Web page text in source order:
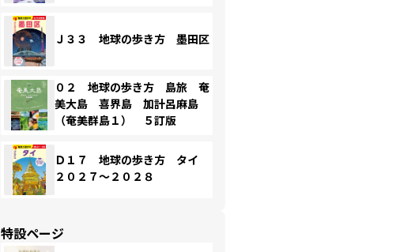
Ｊ３３ 地球の歩き方 墨田区
０２ 地球の歩き方 島旅 奄
美大島 喜界島 加計呂麻島
（奄美群島１） ５訂版
Ｄ１７ 地球の歩き方 タイ
２０２７～２０２８
特設ページ